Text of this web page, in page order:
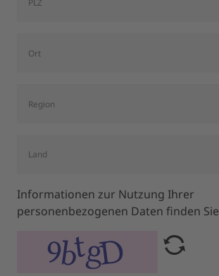
Informationen zur Nutzung Ihrer
personenbezogenen Daten finden Sie